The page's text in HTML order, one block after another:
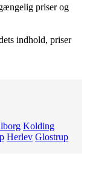
priser og
indhold, priser
Kolding
Herlev Glostrup